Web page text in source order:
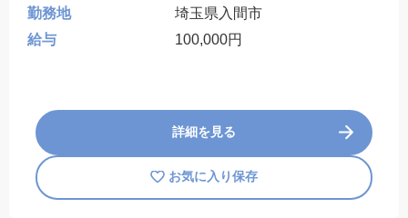
勤務地
埼玉県入間市
給与
100,000円
詳細を見る
お気に入り保存